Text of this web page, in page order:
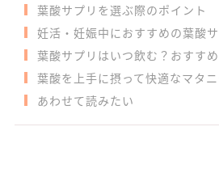
葉酸サプリを選ぶ際のポイント
妊活・妊娠中におすすめの葉酸サ
葉酸サプリはいつ飲む？おすす
葉酸を上手に摂って快適なマタ
あわせて読みたい